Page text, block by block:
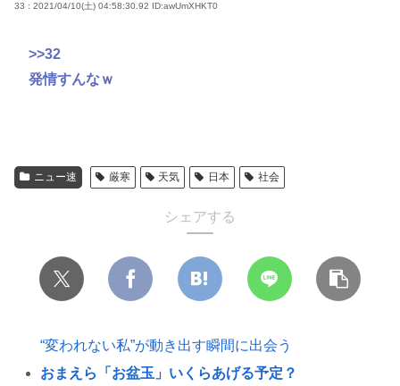
33 : 2021/04/10(土) 04:58:30.92 ID:awUmXHKT0
>>32
発情すんなｗ
ニュー速 厳寒 天気 日本 社会
シェアする
“変われない私”が動き出す瞬間に出会う
おまえら「お盆玉」いくらあげる予定？